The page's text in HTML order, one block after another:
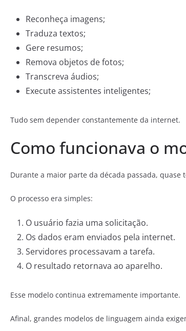
Reconheça imagens;
Traduza textos;
Gere resumos;
Remova objetos de fotos;
Transcreva áudios;
Execute assistentes inteligentes;
Tudo sem depender constantemente da internet.
Como funcionava o
Durante a maior parte da década passada, quase
O processo era simples:
O usuário fazia uma solicitação.
Os dados eram enviados pela internet.
Servidores processavam a tarefa.
O resultado retornava ao aparelho.
Esse modelo continua extremamente importante.
Afinal, grandes modelos de linguagem ainda